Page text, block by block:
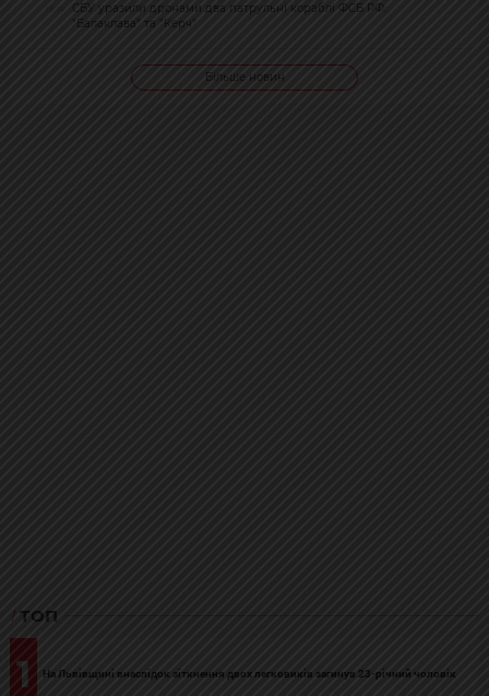
СБУ уразили дронами два патрульні кораблі ФСБ РФ:
"Балаклава" та "Керч"
Більше новин
ТОП
1 На Львівщині внаслідок зіткнення двох легковиків загинув 23-річний чоловік